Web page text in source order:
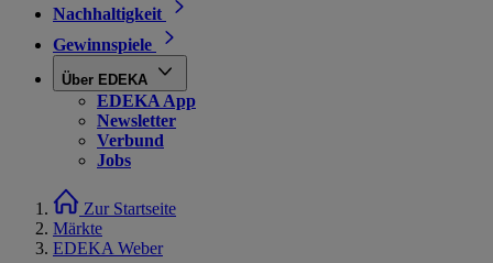
Nachhaltigkeit
Gewinnspiele
Über EDEKA
EDEKA App
Newsletter
Verbund
Jobs
Zur Startseite
Märkte
EDEKA Weber